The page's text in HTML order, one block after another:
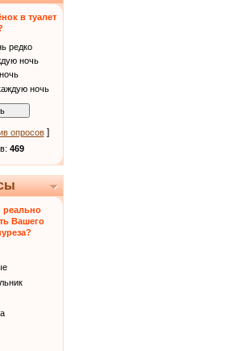
в туалет
редко
ночь
ночь
опросов]
469
реально
Вашего